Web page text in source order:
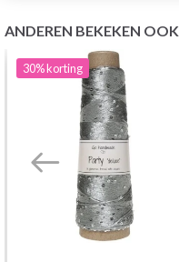
ANDEREN BEKEKEN OOK
30%korting